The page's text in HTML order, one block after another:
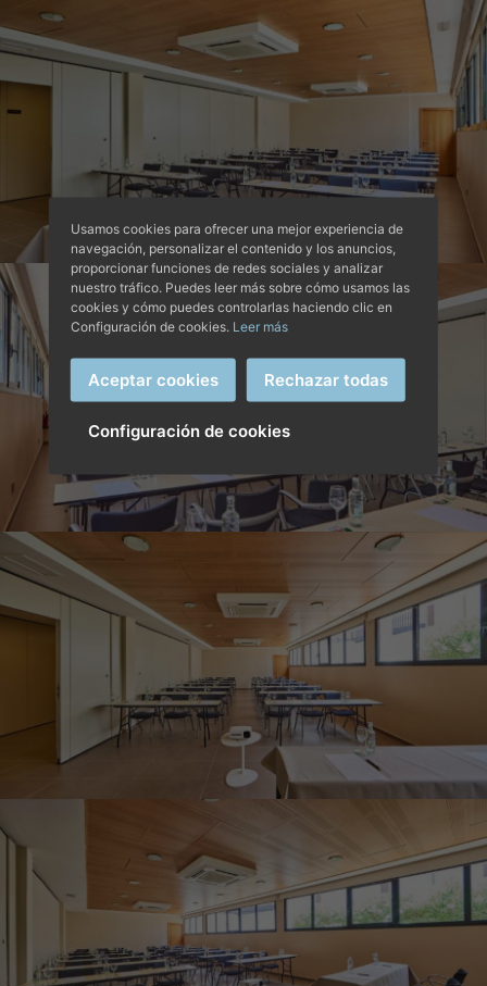
Usamos cookies para ofrecer una mejor experiencia de
navegación, personalizar el contenido y los anuncios,
proporcionar funciones de redes sociales y analizar
nuestro tráfico. Puedes leer más sobre cómo usamos las
cookies y cómo puedes controlarlas haciendo clic en
Configuración de cookies. Leer más
Configuración de cookies
Aceptar cookies Rechazar todas